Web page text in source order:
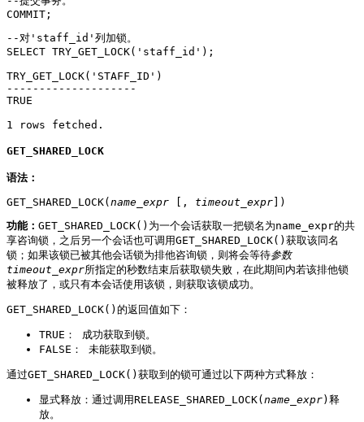
COMMIT;
--对'staff_id'列加锁。
SELECT TRY_GET_LOCK('staff_id');
TRY_GET_LOCK('STAFF_ID')
--------------------
TRUE
1 rows fetched.
GET_SHARED_LOCK
语法：
GET_SHARED_LOCK( name_expr [, timeout_expr ])
功能： GET_SHARED_LOCK()为一个会话获取一把锁名为name_expr的共
享咨询锁，之后另一个会话也可调用GET_SHARED_LOCK()获取该同名
锁；如果该锁已被其他会话锁为排他咨询锁，则将会等待参数
timeout_expr所指定的秒数结束后获取锁失败，在此期间内若该排他锁
被释放了，或只有本会话使用该锁，则获取该锁成功。
GET_SHARED_LOCK()的返回值如下：
TRUE： 成功获取到锁。
FALSE： 未能获取到锁。
通过GET_SHARED_LOCK()获取到的锁可通过以下两种方式释放：
显式释放：通过调用RELEASE_SHARED_LOCK( name_expr)释
放。